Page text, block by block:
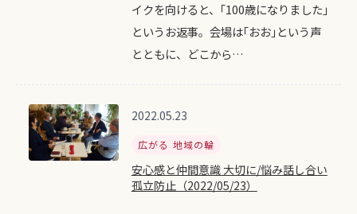
イクを向けると、｢100歳になりました｣
というお返事。会場は｢おお｣という声
とともに、どこから…
2022.05.23
広がる 地域の輪
安心感と仲間意識 大切に/悩み話し合い
孤立防止（2022/05/23）